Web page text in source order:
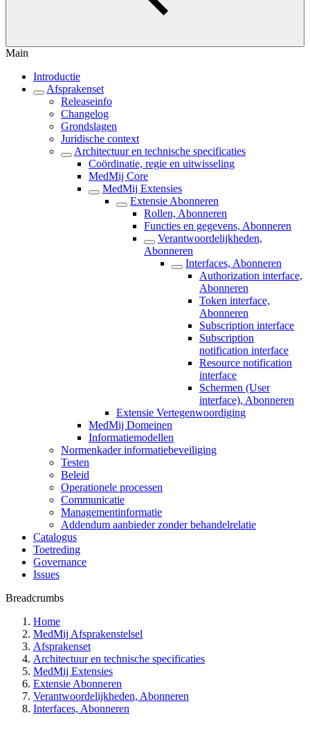
Main
Introductie
Afsprakenset
Releaseinfo
Changelog
Grondslagen
Juridische context
Architectuur en technische specificaties
Coördinatie, regie en uitwisseling
MedMij Core
MedMij Extensies
Extensie Abonneren
Rollen, Abonneren
Functies en gegevens, Abonneren
Verantwoordelijkheden,
Abonneren
Interfaces, Abonneren
Authorization interface,
Abonneren
Token interface,
Abonneren
Subscription interface
Subscription
notification interface
Resource notification
interface
Schermen (User
interface), Abonneren
Extensie Vertegenwoordiging
MedMij Domeinen
Informatiemodellen
Normenkader informatiebeveiliging
Testen
Beleid
Operationele processen
Communicatie
Managementinformatie
Addendum aanbieder zonder behandelrelatie
Catalogus
Toetreding
Governance
Issues
Breadcrumbs
Home
MedMij Afsprakenstelsel
Afsprakenset
Architectuur en technische specificaties
MedMij Extensies
Extensie Abonneren
Verantwoordelijkheden, Abonneren
Interfaces, Abonneren